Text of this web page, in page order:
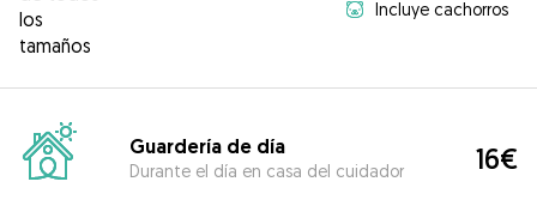
los
tamaños
Incluye cachorros
Guardería de día
Durante el día en casa del cuidador 16€